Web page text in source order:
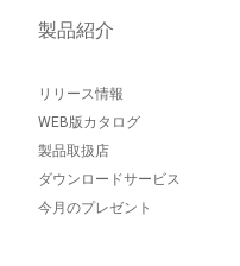
製品紹介
リリース情報
WEB版カタログ
製品取扱店
ダウンロードサービス
今月のプレゼント